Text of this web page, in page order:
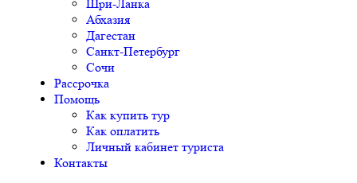
Шри-Ланка
Абхазия
Дагестан
Санкт-Петербург
Сочи
Рассрочка
Помощь
Как купить тур
Как оплатить
Личный кабинет туриста
Контакты